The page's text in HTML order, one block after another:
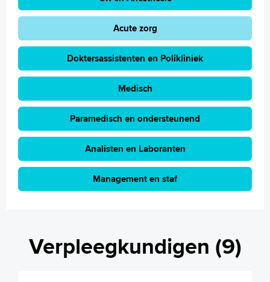
Acute zorg
Doktersassistenten en Polikliniek
Medisch
Paramedisch en ondersteunend
Analisten en Laboranten
Management en staf
Verpleegkundigen (9)